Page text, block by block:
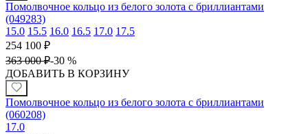
Помолвочное кольцо из белого золота с бриллиантами
(049283)
15.0 15.5 16.0 16.5 17.0 17.5
254 100 ₽
363 000 ₽-30 %
ДОБАВИТЬ В КОРЗИНУ
Помолвочное кольцо из белого золота с бриллиантами
(060208)
17.0